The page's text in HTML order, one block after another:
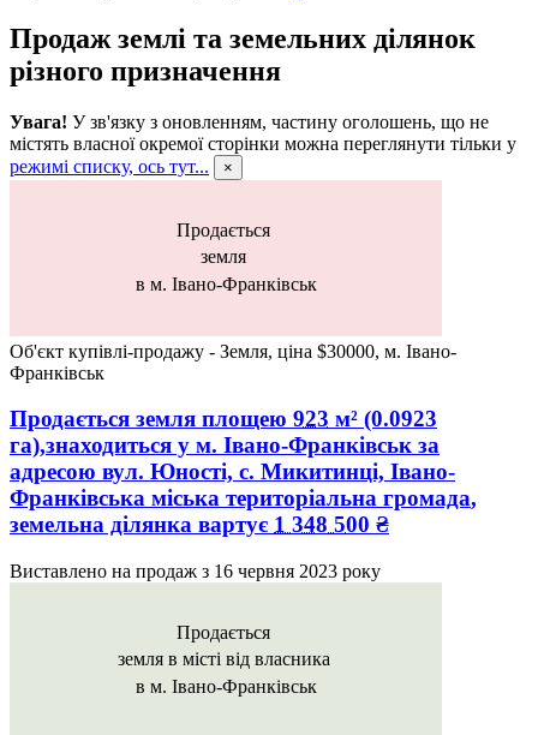
Продаж землі та земельних ділянок
різного призначення
Увага! У зв'язку з оновленням, частину оголошень, що не
містять власної окремої сторінки можна переглянути тільки у
режимі списку, ось тут...
×
Продається
земля
в м. Івано-Франківськ
Об'єкт купівлі-продажу - Земля, ціна $30000, м. Івано-
Франківськ
Продається земля площею 923 м² (0.0923
га),знаходиться у м. Івано-Франківськ за
адресою вул. Юності, с. Микитинці, Івано-
Франківська міська територіальна громада,
земельна ділянка вартує 1 348 500 ₴
Виставлено на продаж з 16 червня 2023 року
Продається
земля в місті від власника
в м. Івано-Франківськ